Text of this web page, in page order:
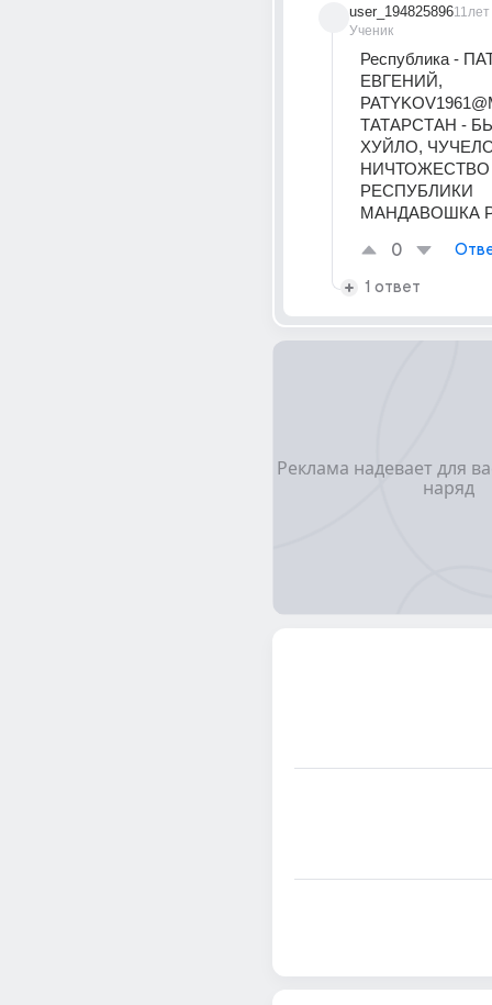
user_194825896
Ученик
11лет
Республика -
ЕВГЕНИЙ,
ТАТАРСТАН -
ХУЙЛО,
НИЧТОЖЕСТВО
РЕСПУБЛИКИ
МАНДАВОШКА
0
1 ответ